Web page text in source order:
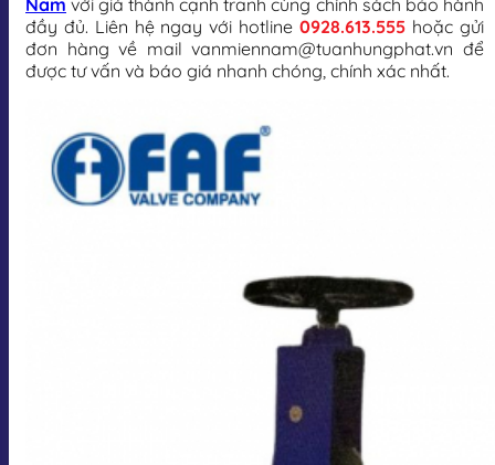
Nam với giá thành cạnh tranh cùng chính sách bảo hành
đầy đủ. Liên hệ ngay với hotline0928.613.555 hoặc gửi
đơn hàng về mail vanmiennam@tuanhungphat.vn để
được tư vấn và báo giá nhanh chóng, chính xác nhất.